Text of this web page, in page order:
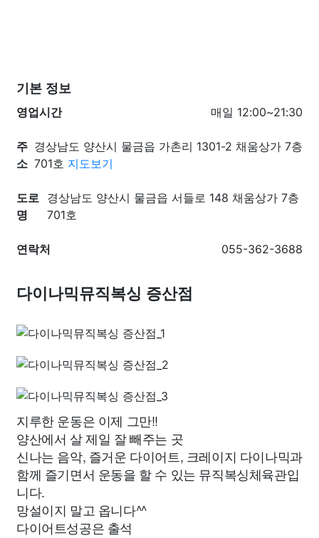
기본 정보
영업시간
매일 12:00~21:30
주
소
경상남도 양산시 물금읍 가촌리 1301-2 채움상가 7층
701호 지도보기
도로
명
경상남도 양산시 물금읍 서들로 148 채움상가 7층
701호
연락처 055-362-3688
다이나믹뮤직복싱 증산점
지루한 운동은 이제 그만!!
양산에서 살 제일 잘 빼주는 곳
신나는 음악, 즐거운 다이어트, 크레이지 다이나믹과
함께 즐기면서 운동을 할 수 있는 뮤직복싱체육관입
니다.
망설이지 말고 옵니다^^
다이어트성공은 출석